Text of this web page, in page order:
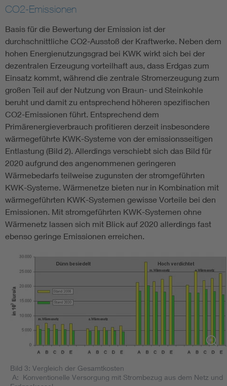
CO2-Emissionen
Basis für die Bewertung der Emission ist der
durchschnittliche CO2-Ausstoß der Kraftwerke. Neben dem
hohen Energienutzungsgrad bei KWK wirkt sich bei der
dezentralen Erzeugung vorteilhaft aus, dass Erdgas zum
Einsatz kommt, während die zentrale Stromerzeugung zum
großen Teil auf der Nutzung von Braun- und Steinkohle
beruht und damit zu entsprechend höheren spezifischen
CO2-Emissionen führt. Entsprechend dem
Primärenergieverbrauch profitieren derzeit insbesondere
wärmegeführte KWK-Systeme von der emissionsseitigen
Entlastung (Bild 2). Allerdings verschiebt sich das Bild für
2020 aufgrund des angenommenen geringeren
Wärmebedarfs teilweise zugunsten der stromgeführten
KWK-Systeme. Wärmenetze bieten nur in Kombination mit
wärmegeführten KWK-Systemen gewisse Vorteile bei den
Emissionen. Mit stromgeführten KWK-Systemen ohne
Wärmenetz lassen sich mit Blick auf 2020 allerdings fast
ebenso geringe Emissionen erreichen.
Bild 3: Vergleich der Gesamtkosten
A: Konventionelle Versorgung mit Strombezug aus dem Netz und